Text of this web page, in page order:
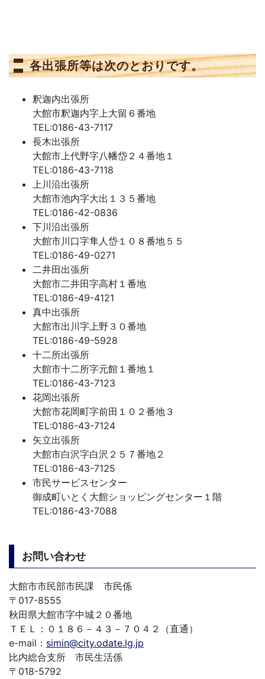
各出張所等は次のとおりです。
釈迦内出張所
大館市釈迦内字上大留６番地
TEL:0186-43-7117
長木出張所
大館市上代野字八幡岱２４番地１
TEL:0186-43-7118
上川沿出張所
大館市池内字大出１３５番地
TEL:0186-42-0836
下川沿出張所
大館市川口字隼人岱１０８番地５５
TEL:0186-49-0271
二井田出張所
大館市二井田字高村１番地
TEL:0186-49-4121
真中出張所
大館市出川字上野３０番地
TEL:0186-49-5928
十二所出張所
大館市十二所字元館１番地１
TEL:0186-43-7123
花岡出張所
大館市花岡町字前田１０２番地３
TEL:0186-43-7124
矢立出張所
大館市白沢字白沢２５７番地２
TEL:0186-43-7125
市民サービスセンター
御成町いとく大館ショッピングセンター１階
TEL:0186-43-7088
お問い合わせ
大館市市民部市民課 市民係
〒017-8555
秋田県大館市字中城２０番地
ＴＥＬ：０１８６－４３－７０４２（直通）
e-mail： simin@city.odate.lg.jp
比内総合支所 市民生活係
〒018-5792